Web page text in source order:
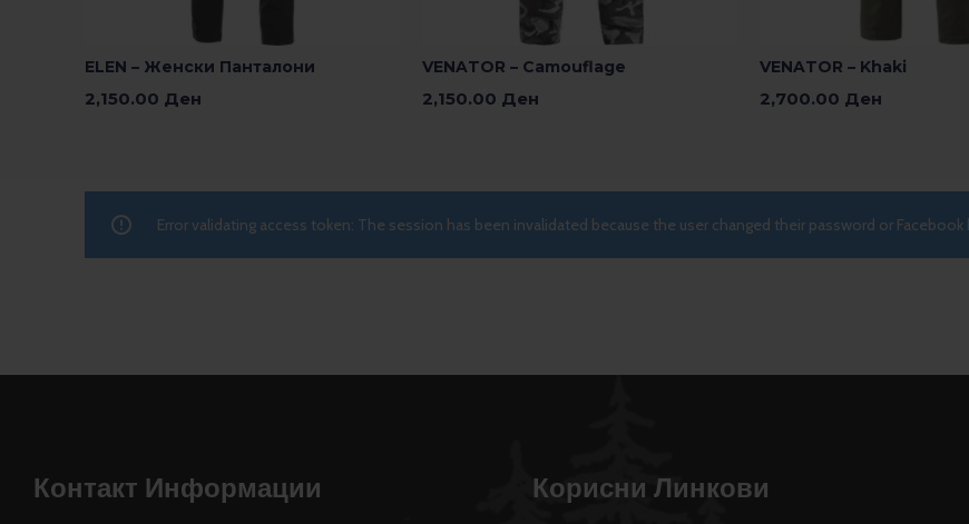
ELEN – Женски Панталони
2,150.00 Ден
VENATOR – Camouflage
2,150.00 Ден
VENATOR – Khaki
2,700.00 Ден
Error validating access token: The session has been invalidated because the user changed their password or
Контакт Информации Корисни Линкови